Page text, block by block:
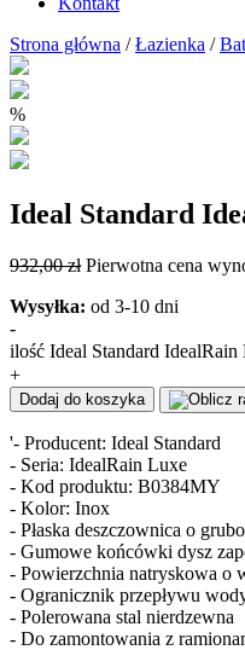
Strona główna /Łazienka /
%
Ideal Standard
932,00zł Pierwotna cena
Wysyłka: od 3-10 dni
-
ilość Ideal Standard
+
Dodaj do koszyka
'- Producent: Ideal Standard
- Seria: IdealRain Luxe
- Kod produktu: B0384MY
- Kolor: Inox
- Płaska deszczownica o
- Gumowe końcówki dysz
- Powierzchnia natryskowa o
- Ogranicznik przepływu
- Polerowana stal nierdzewna
- Do zamontowania z